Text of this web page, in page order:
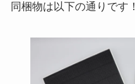
同梱物は以下の通りです！